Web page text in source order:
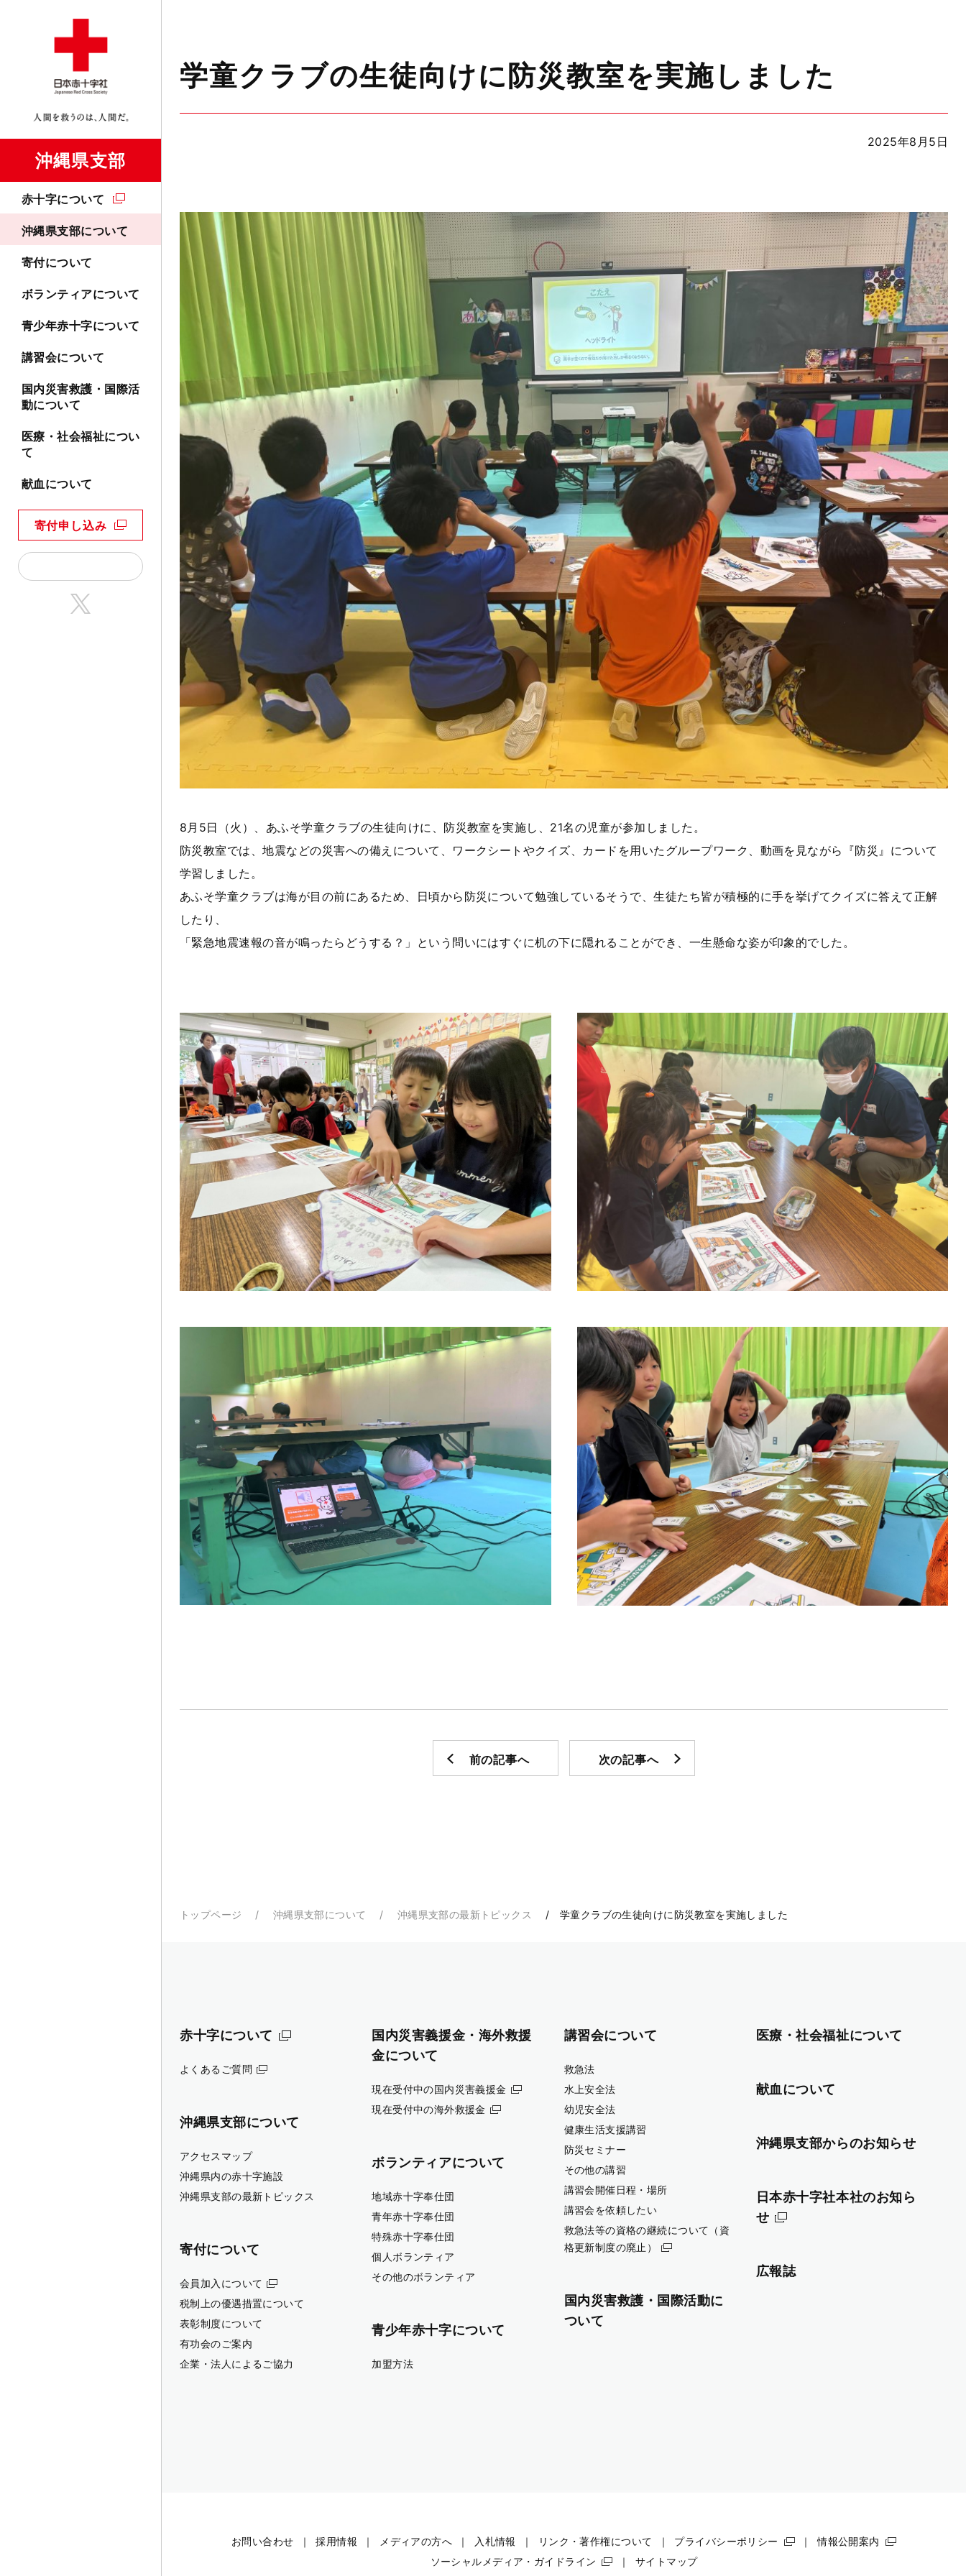
沖縄県支部
赤十字について
沖縄県支部について
寄付について
ボランティアについて
青少年赤十字について
講習会について
国内災害救護・国際活
動について
医療・社会福祉につい
て
献血について
寄付申し込み
学童クラブの生徒向けに防災教室を実施しました
2025年8月5日
8月5日（火）、あふそ学童クラブの生徒向けに、防災教室を実施し、21名の児童が参加しました。
防災教室では、地震などの災害への備えについて、ワークシートやクイズ、カードを用いたグループワーク、動画を見ながら『防災』について
学習しました。
あふそ学童クラブは海が目の前にあるため、日頃から防災について勉強しているそうで、生徒たち皆が積極的に手を挙げてクイズに答えて正解
したり、
「緊急地震速報の音が鳴ったらどうする？」という問いにはすぐに机の下に隠れることができ、一生懸命な姿が印象的でした。
前の記事へ 次の記事へ
トップページ 沖縄県支部について 沖縄県支部の最新トピックス 学童クラブの生徒向けに防災教室を実施しました
赤十字について
よくあるご質問
沖縄県支部について
アクセスマップ
沖縄県内の赤十字施設
沖縄県支部の最新トピックス
寄付について
会員加入について
税制上の優遇措置について
表彰制度について
有功会のご案内
企業・法人によるご協力
国内災害義援金・海外救援
金について
現在受付中の国内災害義援金
現在受付中の海外救援金
ボランティアについて
地域赤十字奉仕団
青年赤十字奉仕団
特殊赤十字奉仕団
個人ボランティア
その他のボランティア
青少年赤十字について
加盟方法
講習会について
救急法
水上安全法
幼児安全法
健康生活支援講習
防災セミナー
その他の講習
講習会開催日程・場所
講習会を依頼したい
救急法等の資格の継続について（資
格更新制度の廃止）
国内災害救護・国際活動に
ついて
医療・社会福祉について
献血について
沖縄県支部からのお知らせ
日本赤十字社本社のお知ら
せ
広報誌
お問い合わせ 採用情報 メディアの方へ 入札情報 リンク・著作権について プライバシーポリシー
情報公開案内
ソーシャルメディア・ガイドライン
サイトマップ